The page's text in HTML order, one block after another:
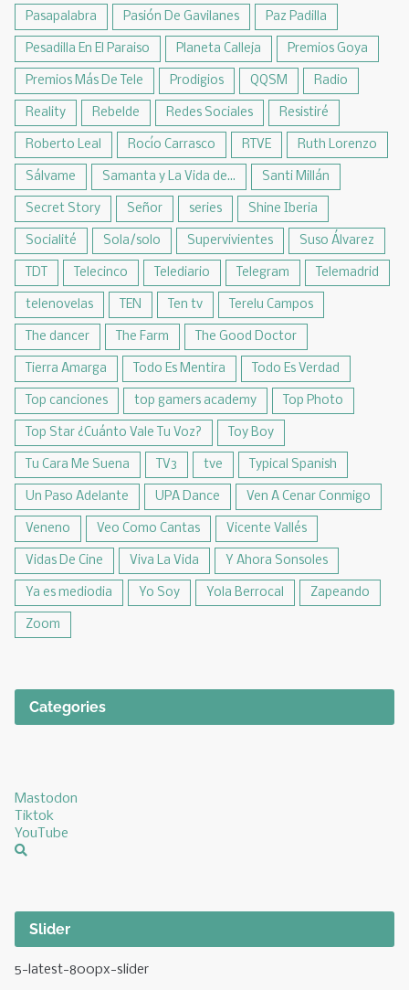
Pasapalabra Pasión De Gavilanes Paz Padilla
Pesadilla En El Paraiso Planeta Calleja Premios Goya
Premios Más De Tele Prodigios QQSM Radio
Reality Rebelde Redes Sociales Resistiré
Roberto Leal Rocío Carrasco RTVE Ruth Lorenzo
Sálvame Samanta y La Vida de... Santi Millán
Secret Story Señor series Shine Iberia
Socialité Sola/solo Supervivientes Suso Álvarez
TDT Telecinco Telediario Telegram Telemadrid
telenovelas TEN Ten tv Terelu Campos
The dancer The Farm The Good Doctor
Tierra Amarga Todo Es Mentira Todo Es Verdad
Top canciones top gamers academy Top Photo
Top Star ¿Cuánto Vale Tu Voz? Toy Boy
Tu Cara Me Suena TV3 tve Typical Spanish
Un Paso Adelante UPA Dance Ven A Cenar Conmigo
Veneno Veo Como Cantas Vicente Vallés
Vidas De Cine Viva La Vida Y Ahora Sonsoles
Ya es mediodia Yo Soy Yola Berrocal Zapeando
Zoom
Categories
Mastodon
Tiktok
YouTube
Slider
5-latest-800px-slider